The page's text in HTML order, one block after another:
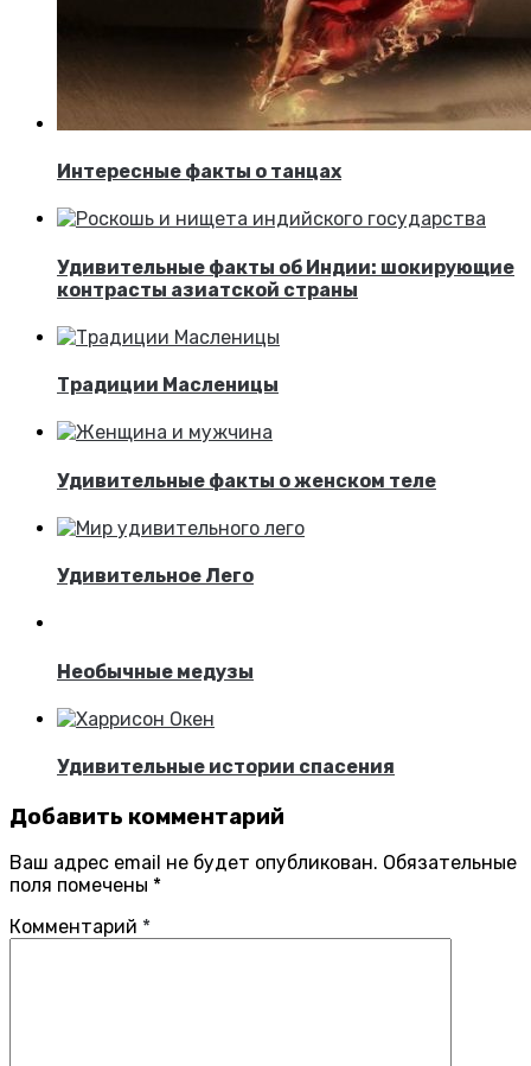
Интересные факты о танцах
Удивительные факты об Индии: шокирующие
контрасты азиатской страны
Традиции Масленицы
Удивительные факты о женском теле
Удивительное Лего
Необычные медузы
Удивительные истории спасения
Добавить комментарий
Ваш адрес email не будет опубликован. Обязательные
поля помечены *
Комментарий *